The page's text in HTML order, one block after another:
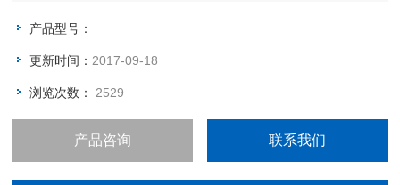
部位选用它就是看中两点：优良的滑动性和可靠的强度及拉伸
产品型号：
更新时间： 2017-09-18
浏览次数： 2529
产品咨询 联系我们